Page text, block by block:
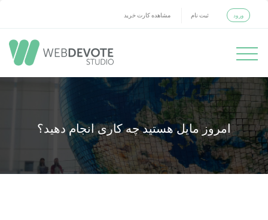
مشاهده کارت خرید ثبت نام ورود
Toggle
امروز مایل هستید چه کاری انجام دهید؟